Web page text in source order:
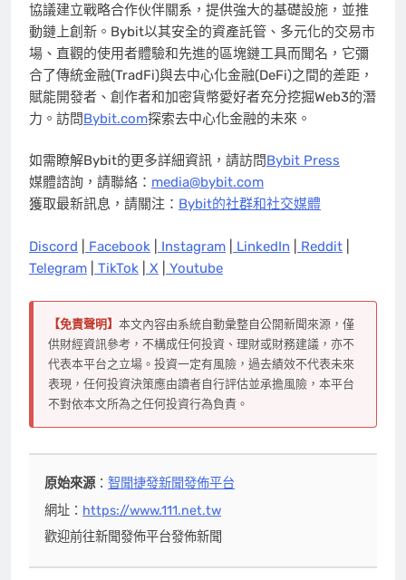
協議建立戰略合作伙伴關系，提供強大的基礎設施，並推
動鏈上創新。Bybit以其安全的資產託管、多元化的交易市
場、直觀的使用者體驗和先進的區塊鏈工具而聞名，它彌
合了傳統金融(TradFi)與去中心化金融(DeFi)之間的差距，
賦能開發者、創作者和加密貨幣愛好者充分挖掘Web3的潛
力。訪問Bybit.com探索去中心化金融的未來。
如需瞭解Bybit的更多詳細資訊，請訪問Bybit Press
媒體諮詢，請聯絡： media@bybit.com
獲取最新訊息，請關注： Bybit的社群和社交媒體
Discord Facebook Instagram LinkedIn Reddit
Telegram
TikTok X Youtube
【免責聲明】 本文內容由系統自動彙整自公開新聞來源，僅
供財經資訊參考，不構成任何投資、理財或財務建議，亦不
代表本平台之立場。投資一定有風險，過去績效不代表未來
表現，任何投資決策應由讀者自行評估並承擔風險，本平台
不對依本文所為之任何投資行為負責。
原始來源：智聞捷發新聞發佈平台
網址： https://www.111.net.tw
歡迎前往新聞發佈平台發佈新聞